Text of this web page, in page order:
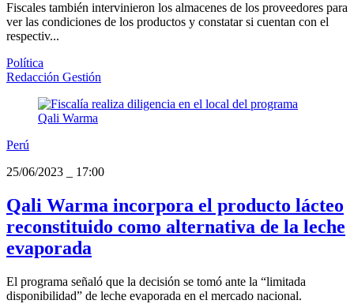
Fiscales también intervinieron los almacenes de los proveedores para
ver las condiciones de los productos y constatar si cuentan con el
respectiv...
Política
Redacción Gestión
Perú
25/06/2023
17:00
Qali Warma incorpora el producto lácteo
reconstituido como alternativa de la leche
evaporada
El programa señaló que la decisión se tomó ante la “limitada
disponibilidad” de leche evaporada en el mercado nacional.